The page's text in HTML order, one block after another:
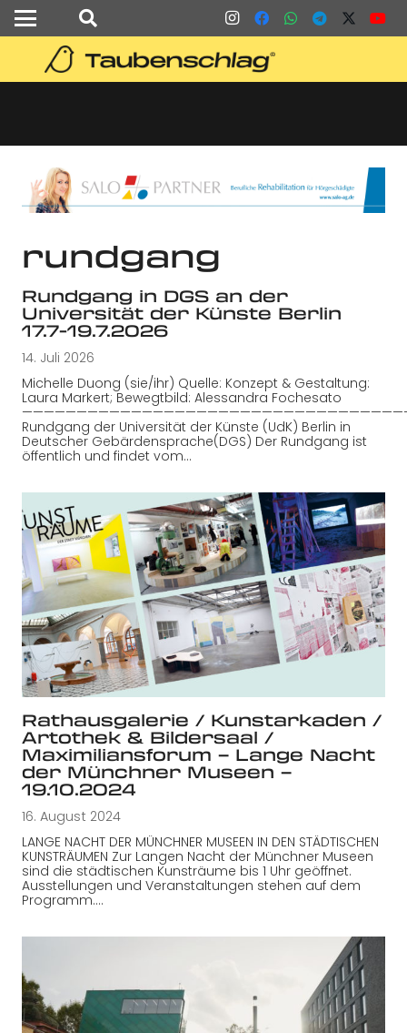
rundgang
Rundgang in DGS an der
Universität der Künste Berlin
17.7-19.7.2026
14. Juli 2026
Michelle Duong (sie/ihr) Quelle: Konzept & Gestaltung:
Laura Markert; Bewegtbild: Alessandra Fochesato
Rundgang der Universität der Künste (UdK) Berlin in
Deutscher Gebärdensprache(DGS) Der Rundgang ist
öffentlich und findet vom…
Rathausgalerie / Kunstarkaden /
Artothek & Bildersaal /
Maximiliansforum – Lange Nacht
der Münchner Museen –
19.10.2024
16. August 2024
LANGE NACHT DER MÜNCHNER MUSEEN IN DEN STÄDTISCHEN
KUNSTRÄUMEN Zur Langen Nacht der Münchner Museen
sind die städtischen Kunsträume bis 1 Uhr geöffnet.
Ausstellungen und Veranstaltungen stehen auf dem
Programm.…